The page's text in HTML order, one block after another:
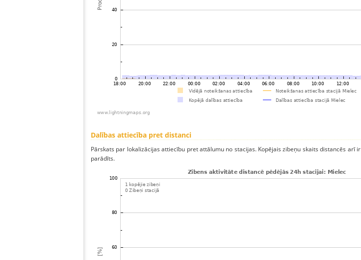
Dalības attiecība pret distanci
Pārskats par lokalizācijas attiecību pret attālumu no stacijas. Kopējais zibeņu skaits distancēs arī ir
parādīts.